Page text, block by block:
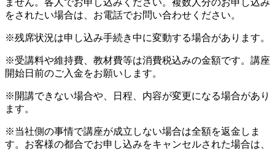
をされたい場合は、お電話でお問い合わせください。
※残席状況は申し込み手続き中に変動する場合があります。
※受講料や維持費、教材費等は消費税込みの金額です。講座
開始日前のご入金をお願いします。
※開講できない場合や、日程、内容が変更になる場合があり
ます。
※当社側の事情で講座が成立しない場合は全額を返金しま
す。お客様の都合でお申し込みをキャンセルされた場合は、